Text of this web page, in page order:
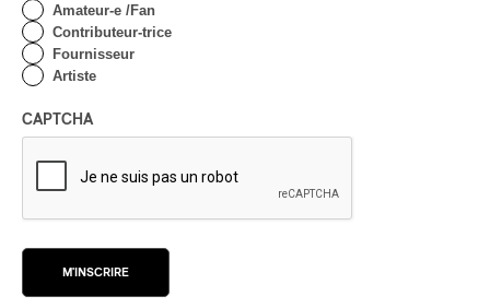
Par Alexandre Villemaire
CLASSIQUE OCCIDENTAL
CLASSIQUE
Lanaudière 2026
Amateur-e /Fan
Contributeur-trice
Fournisseur
Artiste
CAPTCHA
M'INSCRIRE